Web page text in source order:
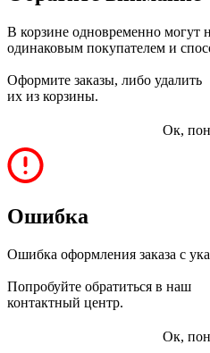
В корзине одновременно могут
одинаковым покупателем и
Оформите заказы, либо удалить
их из корзины.
Ок,
Ошибка
Ошибка оформления заказа с
Попробуйте обратиться в наш
контактный центр.
Ок,